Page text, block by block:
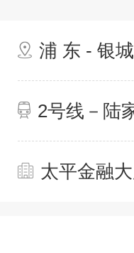
浦 东 - 银
2号线－陆
太平金融